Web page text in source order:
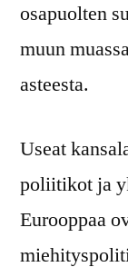
osapuolten
muun
asteesta.
Useat
poliitikot ja
Eurooppaa